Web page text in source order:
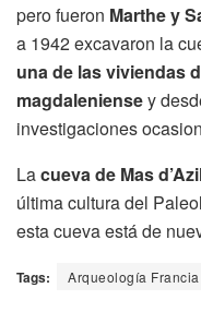
pero fueron Marthe y
a 1942 excavaron la
una de las viviendas
magdaleniensey
investigaciones
Lacueva de Mas
última cultura del
esta cueva está de
Tags: Arqueología Francia